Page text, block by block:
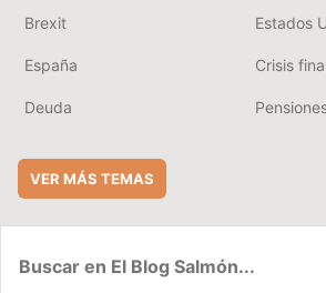
Brexit Estados
España Crisis
Deuda
VER MÁS TEMAS